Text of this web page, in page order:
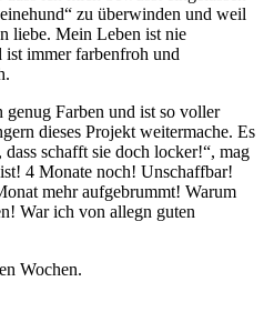
zu überwinden und weil
liebe. Mein Leben ist nie
immer farbenfroh und
Farben und ist so voller
dieses Projekt weitermache. Es
schafft sie doch locker!“, mag
4 Monate noch! Unschaffbar!
mehr aufgebrummt! Warum
War ich von allegn guten
Wochen.